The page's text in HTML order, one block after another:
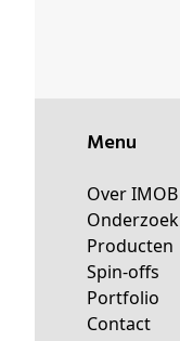
Menu
Over IMOB
Onderzoek
Producten
Spin-offs
Portfolio
Contact